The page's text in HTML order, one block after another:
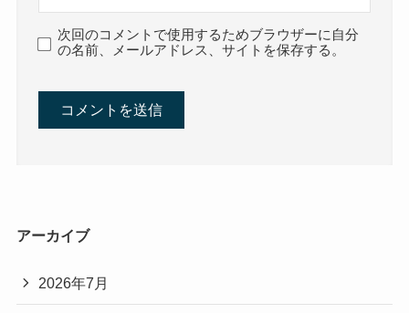
次回のコメントで使用するためブラウザーに自分
の名前、メールアドレス、サイトを保存する。
アーカイブ
2026年7月